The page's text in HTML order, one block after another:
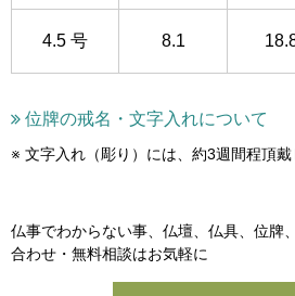
4.5 号 8.1
位牌の戒名・文字入れについて
文字入れ（彫り）には、約3週間程頂戴
仏事でわからない事、仏壇、仏具、位牌
合わせ・無料相談はお気軽に